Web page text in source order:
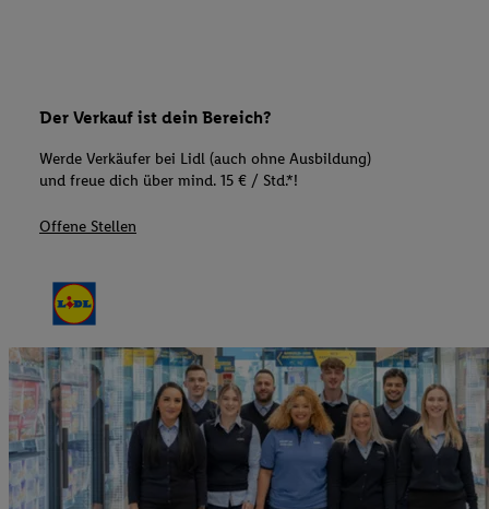
Der Verkauf ist dein Bereich?
Werde Verkäufer bei Lidl (auch ohne Ausbildung)
und freue dich über mind. 15 € / Std.*!
Offene Stellen